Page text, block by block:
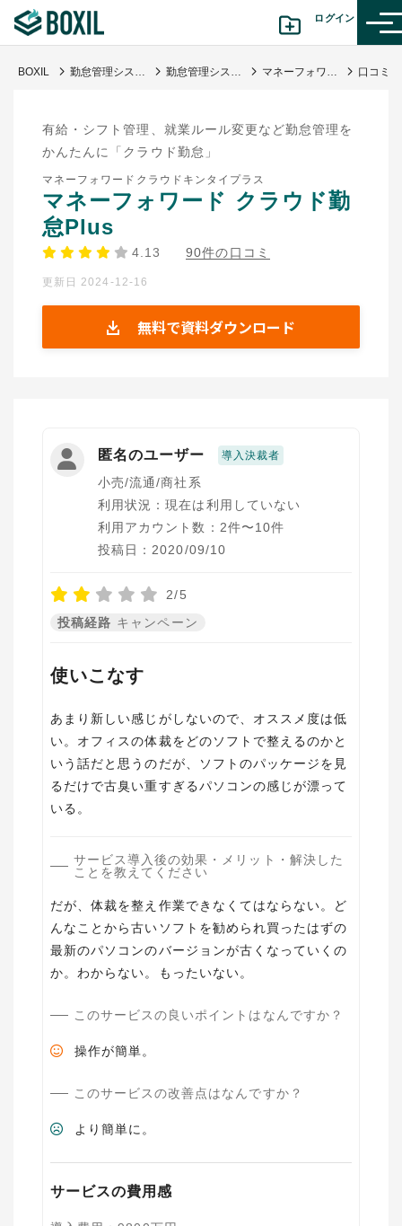
ログイン
診断から探す(β版)
記事から探す
BOXILの使い方ガイド
BOXIL 勤怠管理システムおすすめ17選 - 一覧比較表で費用・機能 | 選び方【シェアランキング】 勤怠管理システム マネーフォワード クラウド勤怠Plus
有給・シフト管理、就業ルール変更など勤怠管理を
かんたんに「クラウド勤怠」
マネーフォワードクラウドキンタイプラス
マネーフォワード クラウド勤
怠Plus
4.13 90件の口コミ
更新日 2024-12-16
無料で資料ダウンロード
匿名のユーザー 導入決裁者
小売/流通/商社系
利用状況：現在は利用していない
利用アカウント数：2件〜10件
投稿日：2020/09/10
2/5
投稿経路 キャンペーン
使いこなす
あまり新しい感じがしないので、オススメ度は低
い。オフィスの体裁をどのソフトで整えるのかと
いう話だと思うのだが、ソフトのパッケージを見
るだけで古臭い重すぎるパソコンの感じが漂って
いる。
サービス導入後の効果・メリット・解決した
ことを教えてください
だが、体裁を整え作業できなくてはならない。ど
んなことから古いソフトを勧められ買ったはずの
最新のパソコンのバージョンが古くなっていくの
か。わからない。もったいない。
このサービスの良いポイントはなんですか？
操作が簡単。
このサービスの改善点はなんですか？
より簡単に。
サービスの費用感